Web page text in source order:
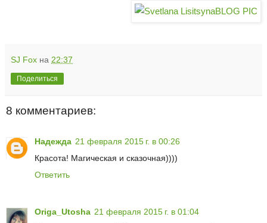
SJ Fox на 22:37
Поделиться
8 комментариев:
Надежда 21 февраля 2015 г. в 00:26
Красота! Магическая и сказочная))))
Ответить
Origa_Utosha 21 февраля 2015 г. в 01:04